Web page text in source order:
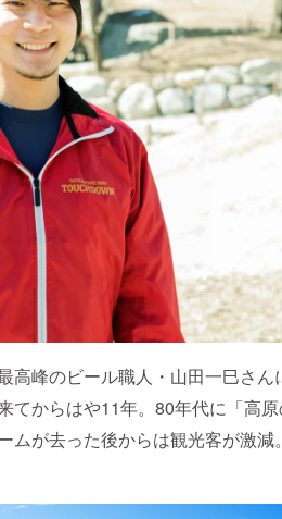
高峰のビール職人・山田一巳さ
てからはや11年。80年代に「高
ムが去った後からは観光客が激減